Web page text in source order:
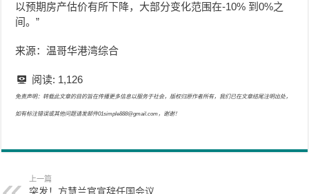
以预期房产估价有所下降，大部分变化范围在-10% 到0%之
间。”
来源：温哥华港湾综合
阅读: 1,126
免责声明：转载此文章的目的旨在传播更多信息以服务于社会，版权归原作者所有，我们已在文章结尾注明出处，
如有标注错误或其他问题请发邮件01simple888@gmail.com，谢谢！
上一篇
突发！方慧兰官宣辞任国会议